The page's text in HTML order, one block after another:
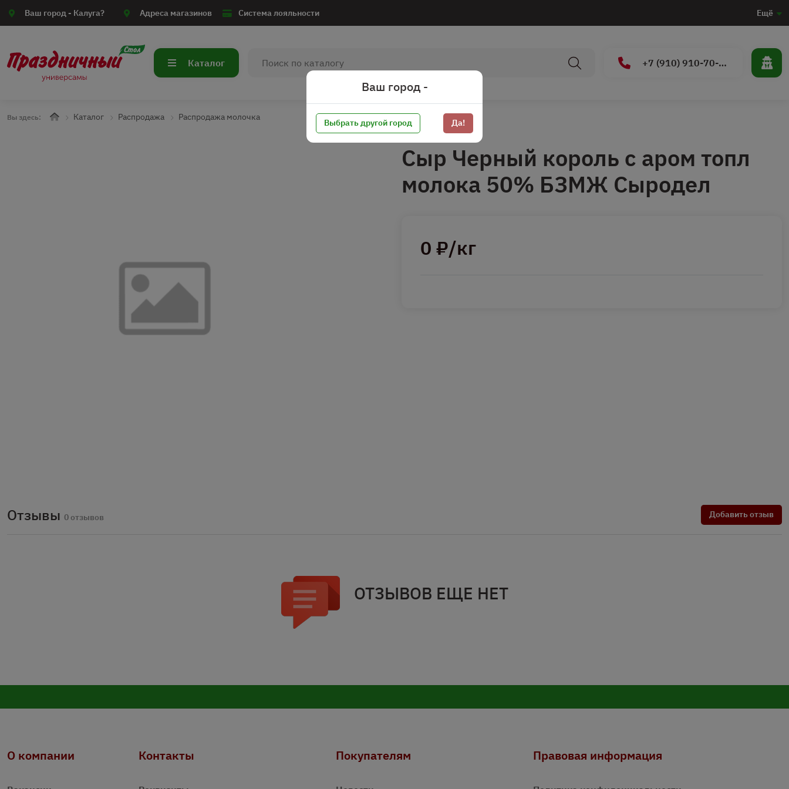
Ваш город - Калуга? Адреса магазинов Система лояльности Ещё
Каталог +7 (910) 910-70-15
Вы здесь: Каталог Распродажа Распродажа молочка
Сыр Черный король с аром топл
молока 50% БЗМЖ Сыродел
0 ₽/кг
Отзывы 0 отзывов Добавить отзыв
ОТЗЫВОВ ЕЩЕ НЕТ
О компании Контакты Покупателям Правовая информация
Ваш город -
Выбрать другой город Да!